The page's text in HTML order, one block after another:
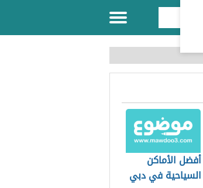
أفضل الأماكن
السياحية في دبي